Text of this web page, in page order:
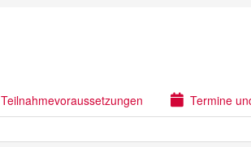
Teilnahmevoraussetzungen Termine